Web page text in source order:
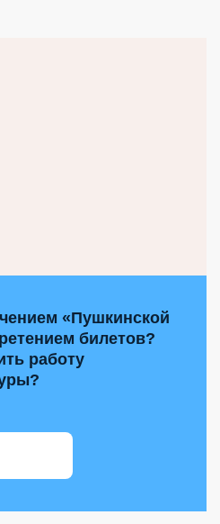
«Пушкинской
билетов?
работу